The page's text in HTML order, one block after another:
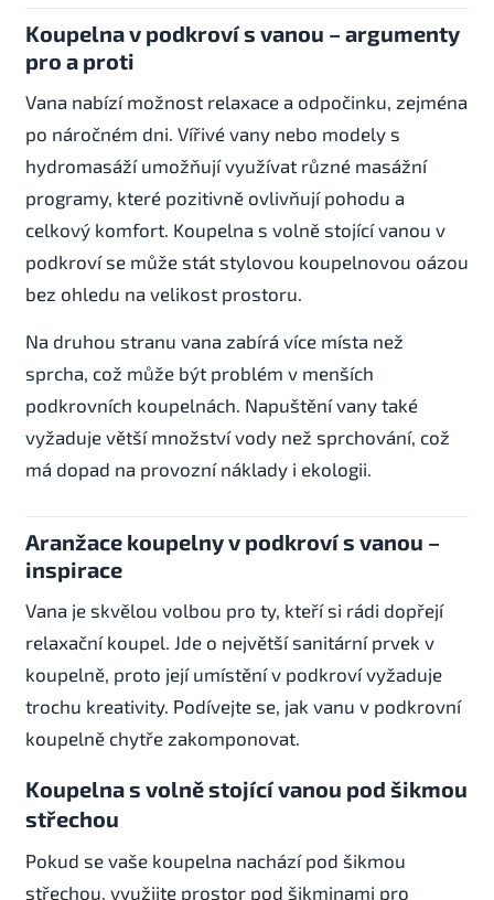
Koupelna v podkroví s vanou – argumenty
pro a proti
Vana nabízí možnost relaxace a odpočinku, zejména
po náročném dni. Vířivé vany nebo modely s
hydromasáží umožňují využívat různé masážní
programy, které pozitivně ovlivňují pohodu a
celkový komfort. Koupelna s volně stojící vanou v
podkroví se může stát stylovou koupelnovou oázou
bez ohledu na velikost prostoru.
Na druhou stranu vana zabírá více místa než
sprcha, což může být problém v menších
podkrovních koupelnách. Napuštění vany také
vyžaduje větší množství vody než sprchování, což
má dopad na provozní náklady i ekologii.
Aranžace koupelny v podkroví s vanou –
inspirace
Vana je skvělou volbou pro ty, kteří si rádi dopřejí
relaxační koupel. Jde o největší sanitární prvek v
koupelně, proto její umístění v podkroví vyžaduje
trochu kreativity. Podívejte se, jak vanu v podkrovní
koupelně chytře zakomponovat.
Koupelna s volně stojící vanou pod šikmou
střechou
Pokud se vaše koupelna nachází pod šikmou
střechou, využijte prostor pod šikminami pro